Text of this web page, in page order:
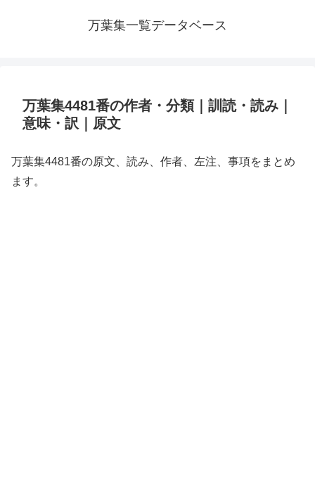
万葉集一覧データベース
万葉集4481番の作者・分類｜訓読・読み｜
意味・訳｜原文
万葉集4481番の原文、読み、作者、左注、事項をまとめ
ます。